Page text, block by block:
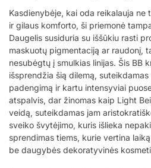
Kasdienybėje, kai oda reikalauja
ir gilaus komforto, ši priemonė
Daugelis susiduria su iššūkiu rasti
maskuotų pigmentaciją ar raudonį,
nesubėgtų į smulkias linijas. Šis BB
išsprendžia šią dilemą,
padengimą ir kartu intensyviai
atspalvis, dar žinomas kaip Light
veidą, suteikdamas jam
sveiko švytėjimo, kuris išlieka
sprendimas tiems, kurie vertina
be daugybės dekoratyvinės